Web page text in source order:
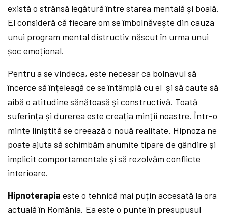
există o strânsă legătură între starea mentală și boală.
El consideră că fiecare om se îmbolnăvește din cauza
unui program mental distructiv născut în urma unui
șoc emoțional.
Pentru a se vindeca, este necesar ca bolnavul să
încerce să înțeleagă ce se întâmplă cu el și să caute să
aibă o atitudine sănătoasă și constructivă. Toată
suferința și durerea este creația minții noastre. Într-o
minte liniștită se creează o nouă realitate. Hipnoza ne
poate ajuta să schimbăm anumite tipare de gândire și
implicit comportamentale și să rezolvăm conflicte
interioare.
Hipnoterapia este o tehnică mai puțin accesată la ora
actuală în România. Ea este o punte în presupusul